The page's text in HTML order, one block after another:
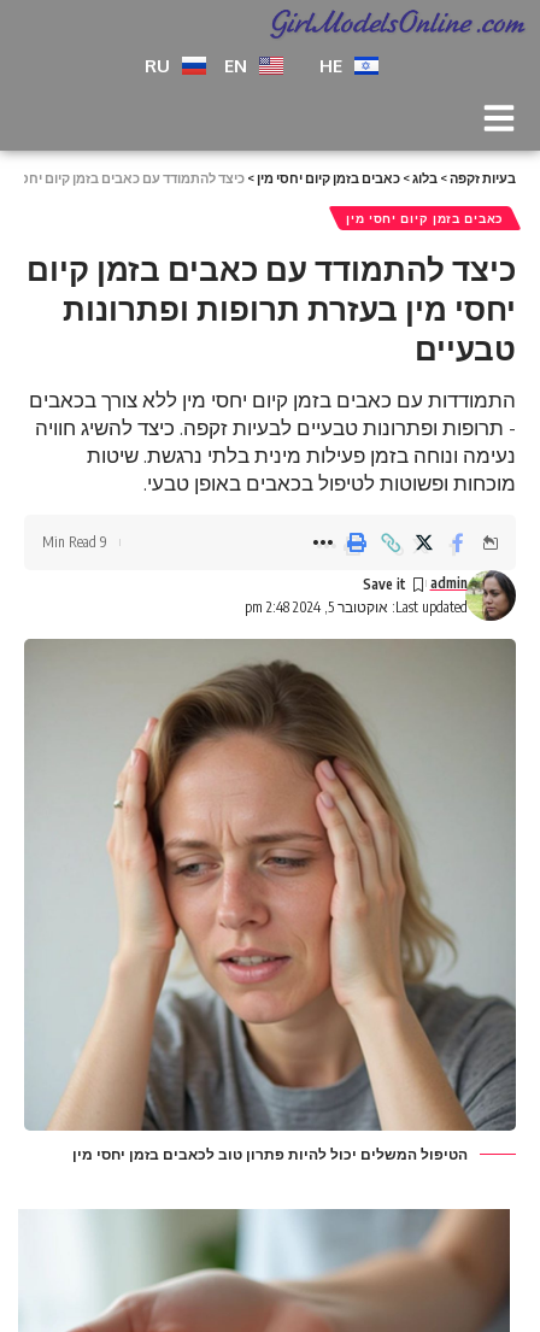
HE
EN
RU
בעיות זקפה> בלוג> כאבים בזמן קיום יחסי מין > כיצד להתמודד עם כאבים בזמן קיום יחסי
כאבים בזמן קיום יחסי מין
כיצד להתמודד עם כאבים בזמן קיום
יחסי מין בעזרת תרופות ופתרונות
טבעיים
התמודדות עם כאבים בזמן קיום יחסי מין ללא צורך בכאבים
- תרופות ופתרונות טבעיים לבעיות זקפה. כיצד להשיג חוויה
נעימה ונוחה בזמן פעילות מינית בלתי נרגשת. שיטות
מוכחות ופשוטות לטיפול בכאבים באופן טבעי.
Last updated: אוקטובר 5, 2024 2:48 pm
admin
9 Min Read
הטיפול המשלים יכול להיות פתרון טוב לכאבים בזמן יחסי מין